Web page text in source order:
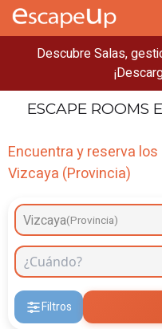
Descubre Salas,
ESCAPE ROOMS
Encuentra y reserva
Vizcaya (Provincia)
Vizcaya(Provincia)
Filtros